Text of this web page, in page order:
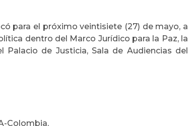
para el próximo veintisiete (27) de mayo, a
dentro del Marco Jurídico para la Paz, la
de Justicia, Sala de Audiencias del
Colombia,